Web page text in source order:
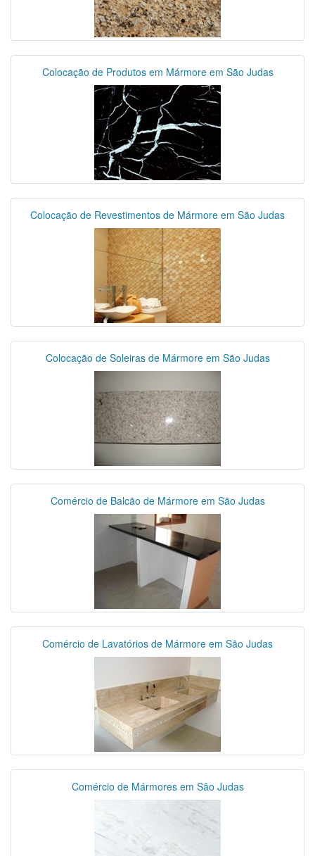
Colocação de Produtos em Mármore em São Judas
Colocação de Revestimentos de Mármore em São Judas
Colocação de Soleiras de Mármore em São Judas
Comércio de Balcão de Mármore em São Judas
Comércio de Lavatórios de Mármore em São Judas
Comércio de Mármores em São Judas